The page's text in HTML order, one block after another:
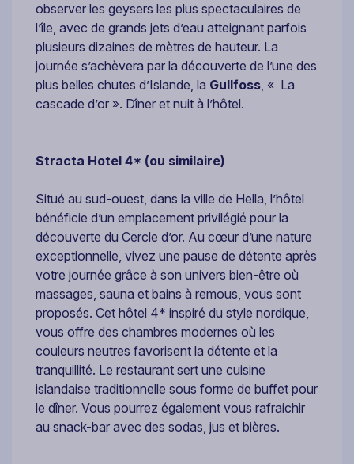
observer les geysers les plus spectaculaires de
l’île, avec de grands jets d’eau atteignant parfois
plusieurs dizaines de mètres de hauteur. La
journée s’achèvera par la découverte de l’une des
plus belles chutes d’Islande, la Gullfoss, « La
cascade d’or ». Dîner et nuit à l’hôtel.
Stracta Hotel 4* (ou similaire)
Situé au sud-ouest, dans la ville de Hella, l’hôtel
bénéficie d’un emplacement privilégié pour la
découverte du Cercle d’or. Au cœur d’une nature
exceptionnelle, vivez une pause de détente après
votre journée grâce à son univers bien-être où
massages, sauna et bains à remous, vous sont
proposés. Cet hôtel 4* inspiré du style nordique,
vous offre des chambres modernes où les
couleurs neutres favorisent la détente et la
tranquillité. Le restaurant sert une cuisine
islandaise traditionnelle sous forme de buffet pour
le dîner. Vous pourrez également vous rafraichir
au snack-bar avec des sodas, jus et bières.